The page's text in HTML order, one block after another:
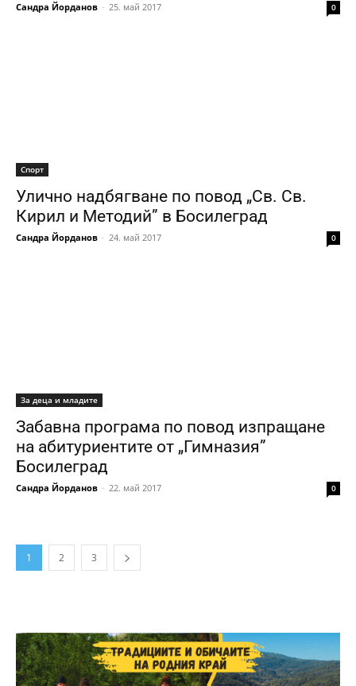
Сандра Йорданов - 25. май 2017 0
Спорт
Улично надбягване по повод „Св. Св.
Кирил и Методий” в Босилеград
Сандра Йорданов - 24. май 2017 0
За деца и младите
Забавна програма по повод изпращане
на абитуриентите от „Гимназия”
Босилеград
Сандра Йорданов - 22. май 2017 0
1 2 3